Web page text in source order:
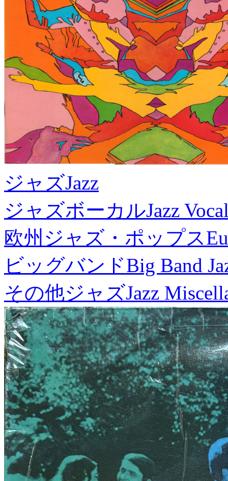
ジャズJazz
ジャズボーカルJazz
欧州ジャズ・ポップス
ビッグバンドBig Band
その他ジャズJazz